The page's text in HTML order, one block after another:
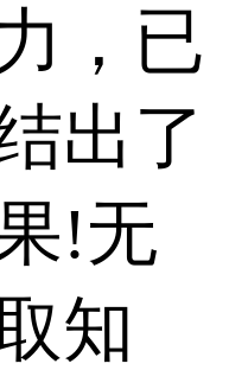
，已
出了
!无
知